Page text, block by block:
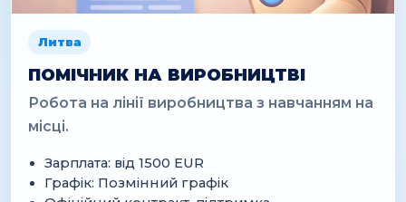
Литва
ПОМІЧНИК НА ВИРОБНИЦТВІ
Робота на лінії виробництва з навчанням на
місці.
Зарплата: від 1500 EUR
Графік: Позмінний графік